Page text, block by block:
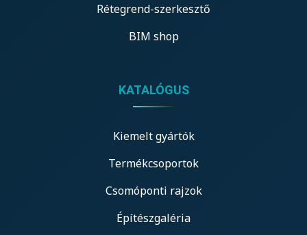
Rétegrend-szerkesztő
BIM shop
KATALÓGUS
Kiemelt gyártók
Termékcsoportok
Csomóponti rajzok
Építészgaléria